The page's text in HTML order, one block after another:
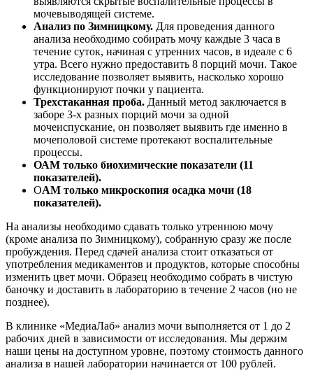
мочевыводящей системе.
Анализ по Зимницкому. Для проведения данного
анализа необходимо собирать мочу каждые 3 часа в
течение суток, начиная с утренних часов, в идеале с 6
утра. Всего нужно предоставить 8 порций мочи. Такое
исследование позволяет выявить, насколько хорошо
функционируют почки у пациента.
Трехстаканная проба. Данный метод заключается в
заборе 3-х разных порций мочи за одной
мочеиспускание, он позволяет выявить где именно в
мочеполовой системе протекают воспалительные
процессы.
ОАМ только биохимические показатели (11
показателей).
ОАМ только микроскопия осадка мочи (18
показателей).
На анализы необходимо сдавать только утреннюю мочу
(кроме анализа по Зимницкому), собранную сразу же после
пробуждения. Перед сдачей анализа стоит отказаться от
употребления медикаментов и продуктов, которые способны
изменить цвет мочи. Образец необходимо собрать в чистую
баночку и доставить в лабораторию в течение 2 часов (но не
позднее).
В клинике «МедиаЛаб» анализ мочи выполняется от 1 до 2
рабочих дней в зависимости от исследования. Мы держим
наши цены на доступном уровне, поэтому стоимость данного
анализа в нашей лаборатории начинается от 100 рублей.